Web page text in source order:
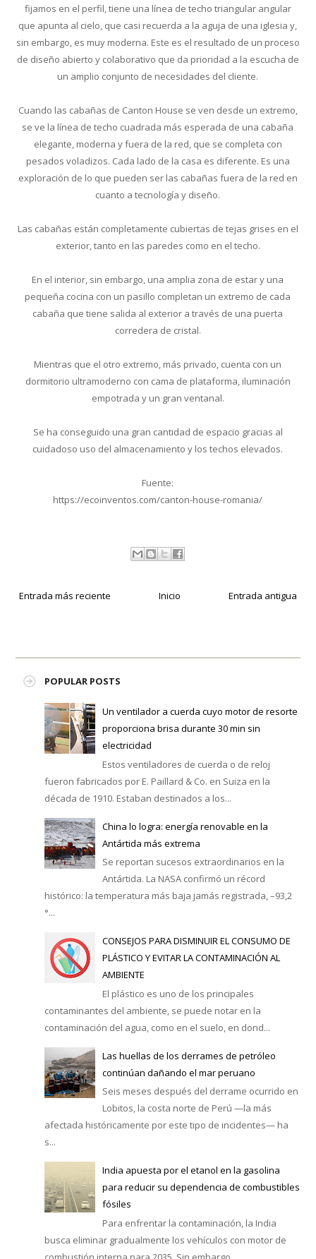
fijamos en el perfil, tiene una línea de techo triangular angular
que apunta al cielo, que casi recuerda a la aguja de una iglesia y,
sin embargo, es muy moderna. Este es el resultado de un proceso
de diseño abierto y colaborativo que da prioridad a la escucha de
un amplio conjunto de necesidades del cliente.
Cuando las cabañas de Canton House se ven desde un extremo,
se ve la línea de techo cuadrada más esperada de una cabaña
elegante, moderna y fuera de la red, que se completa con
pesados voladizos. Cada lado de la casa es diferente. Es una
exploración de lo que pueden ser las cabañas fuera de la red en
cuanto a tecnología y diseño.
Las cabañas están completamente cubiertas de tejas grises en el
exterior, tanto en las paredes como en el techo.
En el interior, sin embargo, una amplia zona de estar y una
pequeña cocina con un pasillo completan un extremo de cada
cabaña que tiene salida al exterior a través de una puerta
corredera de cristal.
Mientras que el otro extremo, más privado, cuenta con un
dormitorio ultramoderno con cama de plataforma, iluminación
empotrada y un gran ventanal.
Se ha conseguido una gran cantidad de espacio gracias al
cuidadoso uso del almacenamiento y los techos elevados.
Fuente:
https://ecoinventos.com/canton-house-romania/
Entrada más reciente Entrada antigua
Inicio
POPULAR POSTS
Un ventilador a cuerda cuyo motor de resorte
proporciona brisa durante 30 min sin
electricidad
Estos ventiladores de cuerda o de reloj
fueron fabricados por E. Paillard & Co. en Suiza en la
década de 1910. Estaban destinados a los...
China lo logra: energía renovable en la
Antártida más extrema
Se reportan sucesos extraordinarios en la
Antártida. La NASA confirmó un récord
histórico: la temperatura más baja jamás registrada, –93,2
°...
CONSEJOS PARA DISMINUIR EL CONSUMO DE
PLÁSTICO Y EVITAR LA CONTAMINACIÓN AL
AMBIENTE
El plástico es uno de los principales
contaminantes del ambiente, se puede notar en la
contaminación del agua, como en el suelo, en dond...
Las huellas de los derrames de petróleo
continúan dañando el mar peruano
Seis meses después del derrame ocurrido en
Lobitos, la costa norte de Perú —la más
afectada históricamente por este tipo de incidentes— ha
s...
India apuesta por el etanol en la gasolina
para reducir su dependencia de combustibles
fósiles
Para enfrentar la contaminación, la India
busca eliminar gradualmente los vehículos con motor de